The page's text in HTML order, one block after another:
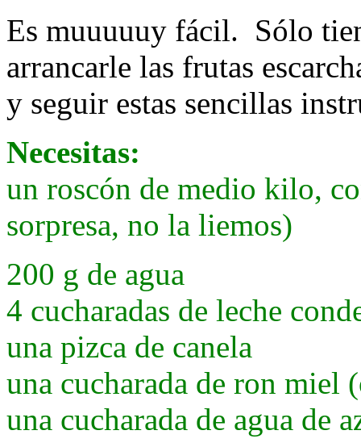
Es muuuuuy fácil. Sólo
arrancarle las frutas
y seguir estas sencillas
Necesitas:
un roscón de medio kilo,
sorpresa, no la liemos)
200 g de agua
4 cucharadas de leche
una pizca de canela
una cucharada de ron miel
una cucharada de agua de